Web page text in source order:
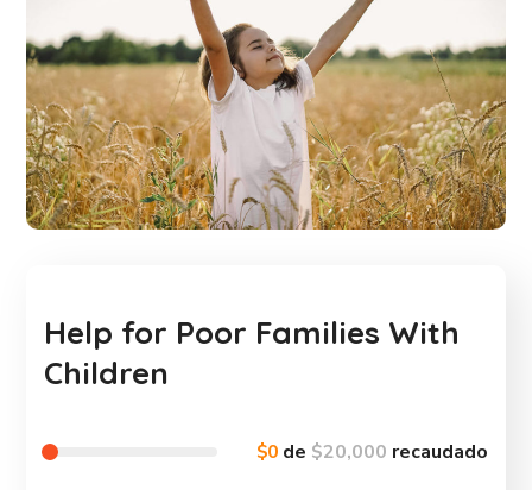
Help for Poor Families With
Children
$0de $20,000 recaudado